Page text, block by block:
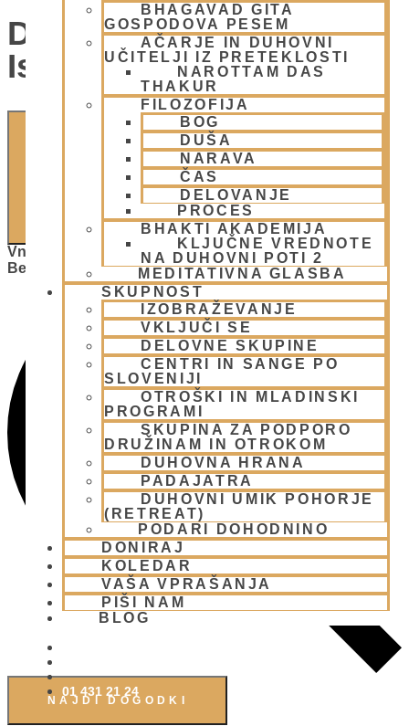
BHAGAVAD GITA
GOSPODOVA PESEM
AČARJE IN DUHOVNI
UČITELJI IZ PRETEKLOSTI
NAROTTAM DAS
THAKUR
FILOZOFIJA
BOG
DUŠA
NARAVA
ČAS
DELOVANJE
PROCES
BHAKTI AKADEMIJA
KLJUČNE VREDNOTE
NA DUHOVNI POTI 2
MEDITATIVNA GLASBA
SKUPNOST
IZOBRAŽEVANJE
VKLJUČI SE
DELOVNE SKUPINE
CENTRI IN SANGE PO
SLOVENIJI
OTROŠKI IN MLADINSKI
PROGRAMI
SKUPINA ZA PODPORO
DRUŽINAM IN OTROKOM
DUHOVNA HRANA
PADAJATRA
DUHOVNI UMIK POHORJE
(RETREAT)
PODARI DOHODNINO
DONIRAJ
KOLEDAR
VAŠA VPRAŠANJA
PIŠI NAM
BLOG
01 431 21 24
Dogodki Navigacija Za
Iskanje In Oglede
ISKANJE
Vnesite Ključno Besedo. Poiščite Dogodki Po Ključni
Besedi.
NAJDI DOGODKI